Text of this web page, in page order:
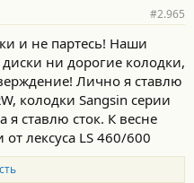
#2.965
и не партесь! Наши
ни дорогие колодки,
Лично я ставлю
колодки Sangsin серии
я ставлю сток. К весне
от лексуса LS 460/600